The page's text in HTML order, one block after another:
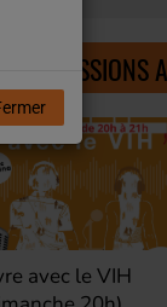
NOS ÉMISSIONS
avec le VIH